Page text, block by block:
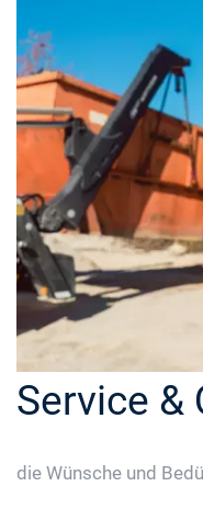
Service &
die Wünsche und